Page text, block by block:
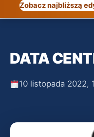
Zobacz najbliższą
DATA
10 listopada 2022,